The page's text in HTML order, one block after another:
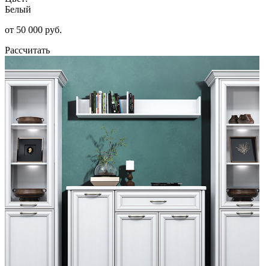
Белый
от 50 000 руб.
Рассчитать